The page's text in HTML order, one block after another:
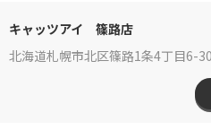
キャッツアイ 篠路店
北海道札幌市北区篠路1条4丁目6-30